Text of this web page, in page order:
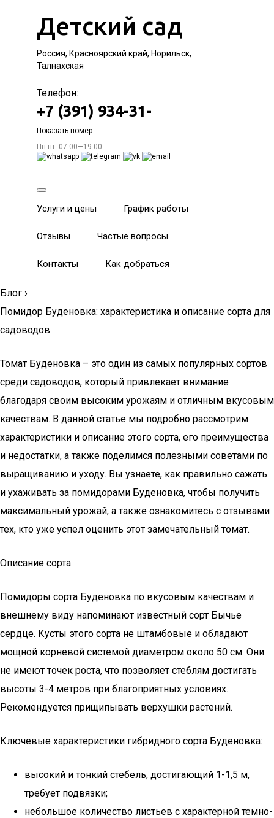
Детский сад
Россия, Красноярский край, Норильск,
Талнахская
Телефон:
+7 (391) 934-31-
Показать номер
Пн-пт: 07:00—19:00
Услуги и цены График работы
Отзывы Частые вопросы
Контакты Как добраться
Блог ›
Помидор Буденовка: характеристика и описание сорта для
садоводов
Томат Буденовка – это один из самых популярных сортов
среди садоводов, который привлекает внимание
благодаря своим высоким урожаям и отличным вкусовым
качествам. В данной статье мы подробно рассмотрим
характеристики и описание этого сорта, его преимущества
и недостатки, а также поделимся полезными советами по
выращиванию и уходу. Вы узнаете, как правильно сажать
и ухаживать за помидорами Буденовка, чтобы получить
максимальный урожай, а также ознакомитесь с отзывами
тех, кто уже успел оценить этот замечательный томат.
Описание сорта
Помидоры сорта Буденовка по вкусовым качествам и
внешнему виду напоминают известный сорт Бычье
сердце. Кусты этого сорта не штамбовые и обладают
мощной корневой системой диаметром около 50 см. Они
не имеют точек роста, что позволяет стеблям достигать
высоты 3-4 метров при благоприятных условиях.
Рекомендуется прищипывать верхушки растений.
Ключевые характеристики гибридного сорта Буденовка:
высокий и тонкий стебель, достигающий 1-1,5 м,
требует подвязки;
небольшое количество листьев с характерной темно-